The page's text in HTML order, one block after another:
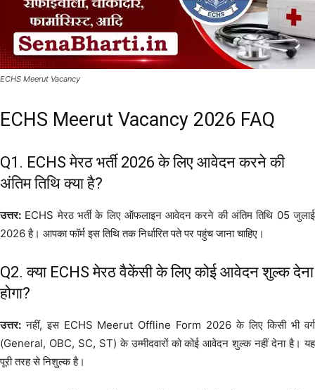
ECHS Meerut Vacancy
ECHS Meerut Vacancy 2026 FAQ
Q1. ECHS मेरठ भर्ती 2026 के लिए आवेदन करने की
अंतिम तिथि क्या है?
उत्तर: ECHS मेरठ भर्ती के लिए ऑफलाइन आवेदन करने की अंतिम तिथि 05 जुलाई
2026 है। आपका फॉर्म इस तिथि तक निर्धारित पते पर पहुंच जाना चाहिए।
Q2. क्या ECHS मेरठ वैकेंसी के लिए कोई आवेदन शुल्क देना
होगा?
उत्तर: नहीं, इस ECHS Meerut Offline Form 2026 के लिए किसी भी वर्ग
(General, OBC, SC, ST) के उम्मीदवारों को कोई आवेदन शुल्क नहीं देना है। यह
पूरी तरह से निशुल्क है।